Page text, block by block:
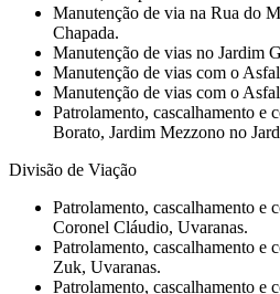
Manutenção de via na Rua do
Chapada.
Manutenção de vias no Jardim
Manutenção de vias com o
Manutenção de vias com o
Patrolamento, cascalhamento e
Borato, Jardim Mezzono no
Divisão de Viação
Patrolamento, cascalhamento e
Coronel Cláudio, Uvaranas.
Patrolamento, cascalhamento e
Zuk, Uvaranas.
Patrolamento, cascalhamento e